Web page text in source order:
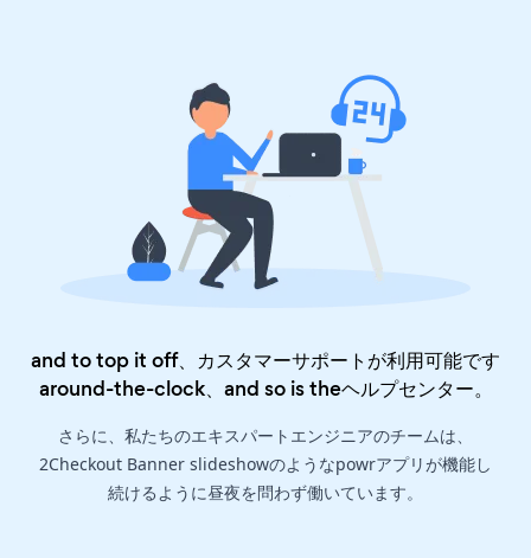
and to top it off、カスタマーサポートが利用可能です
around-the-clock、and so is theヘルプセンター。
さらに、私たちのエキスパートエンジニアのチームは、
2Checkout Banner slideshowのようなpowrアプリが機能し
続けるように昼夜を問わず働いています。